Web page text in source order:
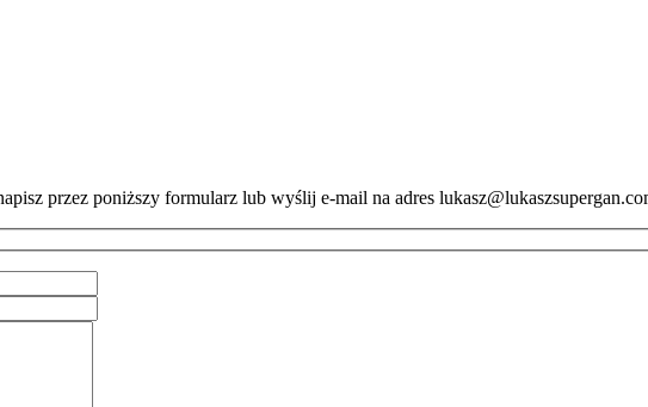
przez poniższy formularz lub wyślij e-mail na adres